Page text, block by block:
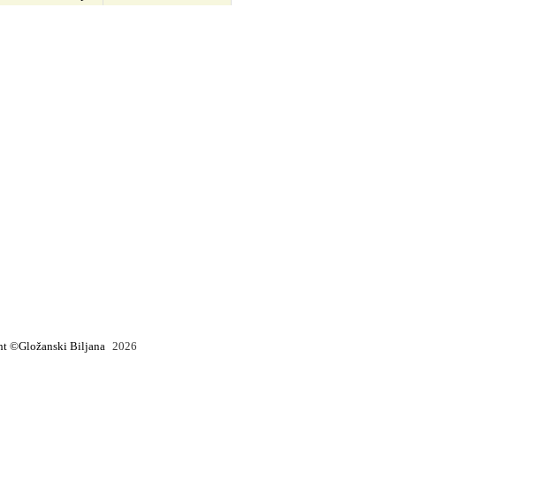
©Gložanski Biljana 2026